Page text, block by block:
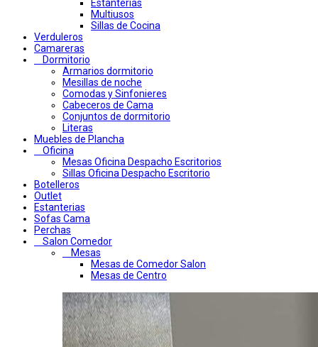
Estanterias
Multiusos
Sillas de Cocina
Verduleros
Camareras
Dormitorio
Armarios dormitorio
Mesillas de noche
Comodas y Sinfonieres
Cabeceros de Cama
Conjuntos de dormitorio
Literas
Muebles de Plancha
Oficina
Mesas Oficina Despacho Escritorios
Sillas Oficina Despacho Escritorio
Botelleros
Outlet
Estanterias
Sofas Cama
Perchas
Salon Comedor
Mesas
Mesas de Comedor Salon
Mesas de Centro